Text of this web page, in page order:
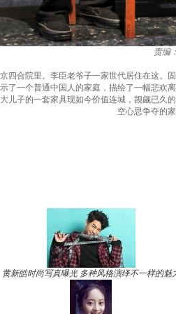
责编
四合院里。李臣老爷子一家世代居住在这
了一个普通中国人的家庭，描绘了一幅悲
儿子的一套家具现如今价值连城，觊觎已
空心思争夺的
黄新皓时尚写真曝光 多种风格演绎不一样的魅